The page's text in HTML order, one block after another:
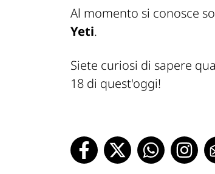
Al momento si conosce
Yeti.
Siete curiosi di sapere
18 di quest'oggi!